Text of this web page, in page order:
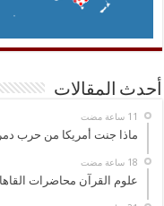
أحدث المقالات
ماذا جنت أمريكا من حرب
علوم القرآن محاضرات